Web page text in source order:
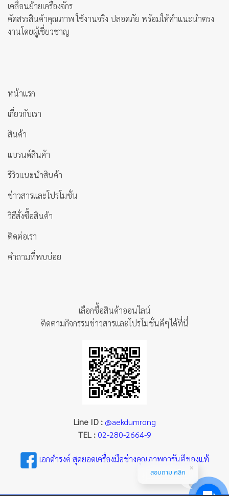
เคลื่อนย้ายเครื่องจักร
คัดสรรสินค้าคุณภาพ ใช้งานจริง ปลอดภัย พร้อมให้คำแนะนำตรง
งานโดยผู้เชี่ยวชาญ
หน้าแรก
เกี่ยวกับเรา
สินค้า
แบรนด์สินค้า
รีวิวแนะนำสินค้า
ข่าวสารและโปรโมชั่น
วิธีสั่งซื้อสินค้า
ติดต่อเรา
คำถามที่พบบ่อย
เลือกซื้อสินค้าออนไลน์
ติดตามกิจกรรมข่าวสารและโปรโมชั่นดีๆได้ที่นี่
Line ID : @aekdumrong
TEL : 02-280-2664-9
เอกดำรงค์ สุดยอดเครื่องมือช่างคุณภาพการันตีของแท้
สอบถาม คลิก